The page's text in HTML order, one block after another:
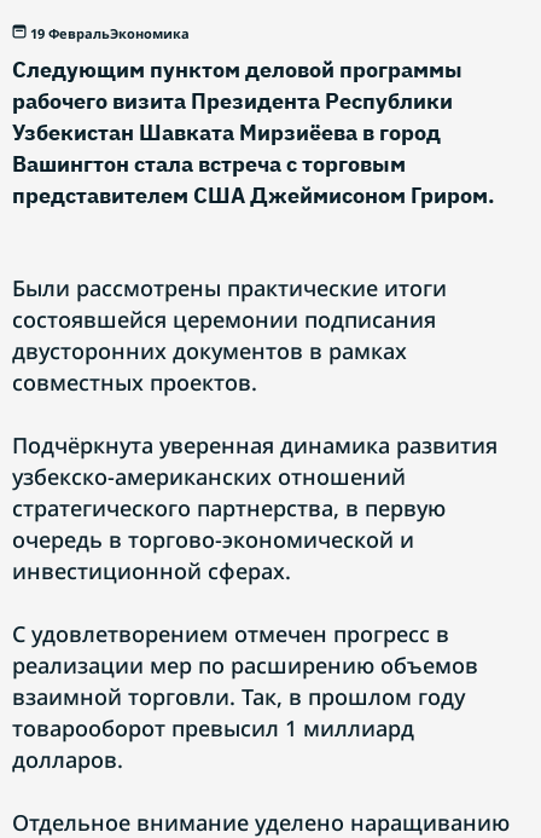
19 ФевральЭкономика
Следующим пунктом деловой программы
рабочего визита Президента Республики
Узбекистан Шавката Мирзиёева в город
Вашингтон стала встреча с торговым
представителем США Джеймисоном Гриром.
Были рассмотрены практические итоги
состоявшейся церемонии подписания
двусторонних документов в рамках
совместных проектов.
Подчёркнута уверенная динамика развития
узбекско-американских отношений
стратегического партнерства, в первую
очередь в торгово-экономической и
инвестиционной сферах.
С удовлетворением отмечен прогресс в
реализации мер по расширению объемов
взаимной торговли. Так, в прошлом году
товарооборот превысил 1 миллиард
долларов.
Отдельное внимание уделено наращиванию